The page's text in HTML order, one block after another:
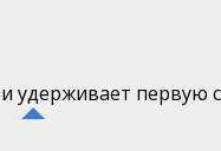
удерживает первую